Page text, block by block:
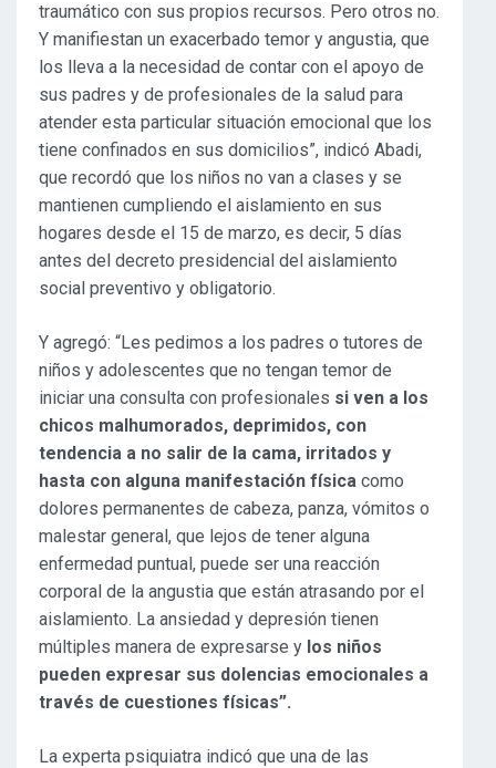
traumático con sus propios recursos. Pero otros no.
Y manifiestan un exacerbado temor y angustia, que
los lleva a la necesidad de contar con el apoyo de
sus padres y de profesionales de la salud para
atender esta particular situación emocional que los
tiene confinados en sus domicilios”, indicó Abadi,
que recordó que los niños no van a clases y se
mantienen cumpliendo el aislamiento en sus
hogares desde el 15 de marzo, es decir, 5 días
antes del decreto presidencial del aislamiento
social preventivo y obligatorio.
Y agregó: “Les pedimos a los padres o tutores de
niños y adolescentes que no tengan temor de
iniciar una consulta con profesionales si ven a los
chicos malhumorados, deprimidos, con
tendencia a no salir de la cama, irritados y
hasta con alguna manifestación física como
dolores permanentes de cabeza, panza, vómitos o
malestar general, que lejos de tener alguna
enfermedad puntual, puede ser una reacción
corporal de la angustia que están atrasando por el
aislamiento. La ansiedad y depresión tienen
múltiples manera de expresarse y los niños
pueden expresar sus dolencias emocionales a
través de cuestiones físicas”.
La experta psiquiatra indicó que una de las